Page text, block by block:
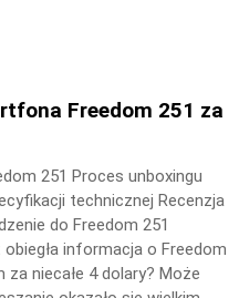
Freedom 251 za
251 Proces unboxingu
technicznej Recenzja
do Freedom 251
informacja o Freedom
niecałe 4 dolary? Może